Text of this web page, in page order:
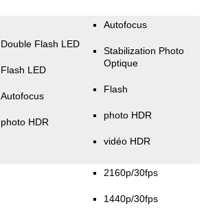
Double Flash LED
Flash LED
Autofocus
photo HDR
Autofocus
Stabilization Photo
Optique
Flash
photo HDR
vidéo HDR
2160p/30fps
1440p/30fps